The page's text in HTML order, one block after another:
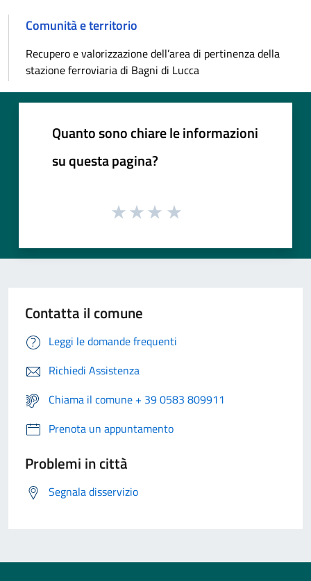
Comunità e territorio
Recupero e valorizzazione dell’area di pertinenza della
stazione ferroviaria di Bagni di Lucca
Quanto sono chiare le informazioni
su questa pagina?
Contatta il comune
Leggi le domande frequenti
Richiedi Assistenza
Chiama il comune + 39 0583 809911
Prenota un appuntamento
Problemi in città
Segnala disservizio